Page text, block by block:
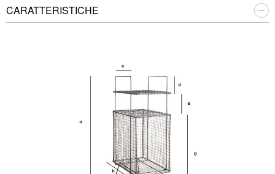
CARATTERISTICHE